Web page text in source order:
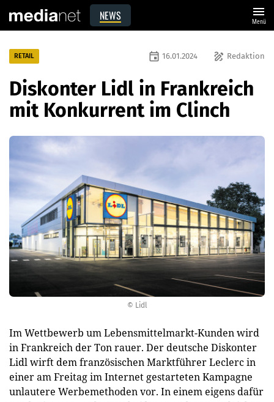
NEWS menu
Menü
© Lidl
RETAIL draw Redaktion
event 16.01.2024
Diskonter Lidl in Frankreich
mit Konkurrent im Clinch
Im Wettbewerb um Lebensmittelmarkt-Kunden wird
in Frankreich der Ton rauer. Der deutsche Diskonter
Lidl wirft dem französischen Marktführer Leclerc in
einer am Freitag im Internet gestarteten Kampagne
unlautere Werbemethoden vor. In einem eigens dafür